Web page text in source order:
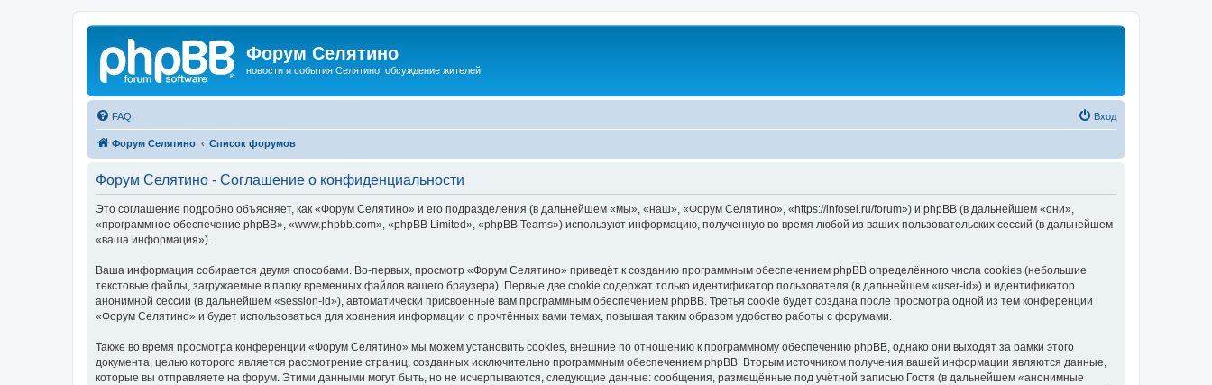
Форум Селятино
новости и события Селятино, обсуждение жителей
FAQ Вход
Форум Селятино Список форумов
Форум Селятино - Соглашение о конфиденциальности
Это соглашение подробно объясняет, как «Форум Селятино» и его подразделения (в дальнейшем «мы», «наш», «Форум Селятино», «https://infosel.ru/forum») и phpBB (в дальнейшем «они»,
«программное обеспечение phpBB», «www.phpbb.com», «phpBB Limited», «phpBB Teams») используют информацию, полученную во время любой из ваших пользовательских сессий (в дальнейшем
«ваша информация»).
Ваша информация собирается двумя способами. Во-первых, просмотр «Форум Селятино» приведёт к созданию программным обеспечением phpBB определённого числа cookies (небольшие
текстовые файлы, загружаемые в папку временных файлов вашего браузера). Первые две cookie содержат только идентификатор пользователя (в дальнейшем «user-id») и идентификатор
анонимной сессии (в дальнейшем «session-id»), автоматически присвоенные вам программным обеспечением phpBB. Третья cookie будет создана после просмотра одной из тем конференции
«Форум Селятино» и будет использоваться для хранения информации о прочтённых вами темах, повышая таким образом удобство работы с форумами.
Также во время просмотра конференции «Форум Селятино» мы можем установить cookies, внешние по отношению к программному обеспечению phpBB, однако они выходят за рамки этого
документа, целью которого является рассмотрение страниц, созданных исключительно программным обеспечением phpBB. Вторым источником получения вашей информации являются данные,
которые вы отправляете на форум. Этими данными могут быть, но не исчерпываются, следующие данные: сообщения, размещённые под учётной записью Гостя (в дальнейшем «анонимные